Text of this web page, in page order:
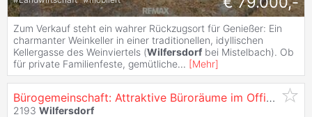
Zum Verkauf steht ein wahrer Rückzugsort für Genießer: Ein
charmanter Weinkeller in einer traditionellen, idyllischen
Kellergasse des Weinviertels (Wilfersdorf bei Mistelbach). Ob
für private Familienfeste, gemütliche... [Mehr]
Bürogemeinschaft: Attraktive Büroräume im Office-Sharing - Jetzt Fläche in
2193 Wilfersdorf